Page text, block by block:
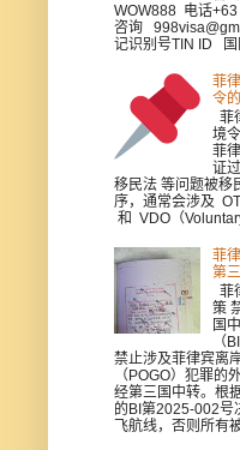
WOW888 电话
咨询
记识别号TIN ID 国
菲
令
菲
境
菲
证
移民法 等问题被移
序，通常会涉及
和 VDO（
菲
第
菲
策
国
（
禁止涉及菲律宾离
（POGO）犯罪的
经第三国中转。根
的BI第2025-002号
飞航线，否则所有